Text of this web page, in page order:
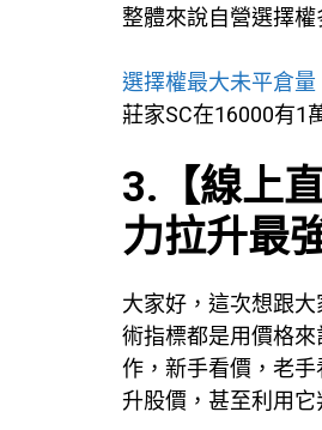
整體來說自營選擇
選擇權最大未平倉量
莊家SC在16000有1
3.【線上
力拉升最
大家好，這次想跟
術指標都是用價格
作，新手看價，老
升股價，甚至利用